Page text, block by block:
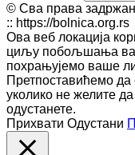
© Сва права
:: https://bolnica.org.rs
Ова веб локација
циљу побољшања
похрањујемо ваше
Претпоставићемо да
уколико не желите
одустанете.
Прихвати Одустани